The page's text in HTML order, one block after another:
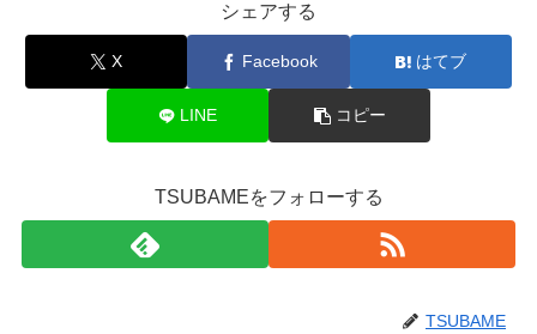
シェアする
X Facebook はてブ
LINE コピー
TSUBAMEをフォローする
TSUBAME